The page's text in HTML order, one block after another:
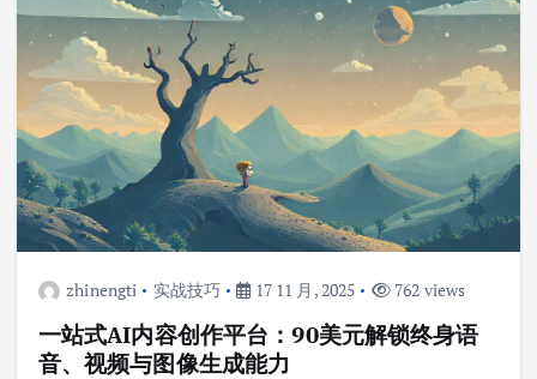
zhinengti 实战技巧 17 11 月, 2025 762 views
一站式AI内容创作平台：90美元解锁终身语
音、视频与图像生成能力